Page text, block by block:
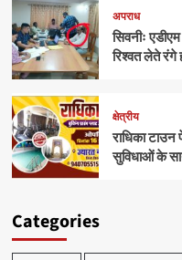
अपराध
सिवनीः
रिश्वत लेते रंगे
क्षेत्रीय
राधिका
सुविधाओं के
Categories